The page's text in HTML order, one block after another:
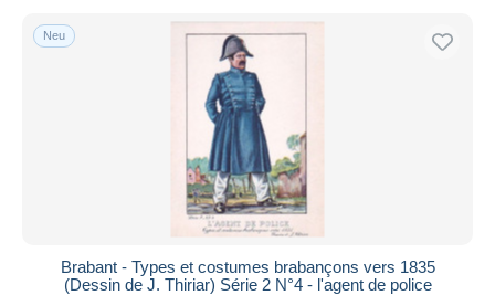
Neu
Brabant - Types et costumes brabançons vers 1835
(Dessin de J. Thiriar) Série 2 N°4 - l'agent de police